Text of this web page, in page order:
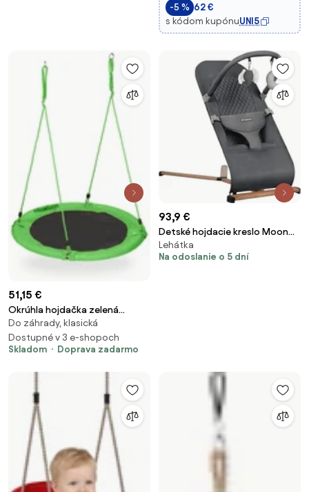
do interiéru a exteriéru,
40x40x110-180 c
-5 % 62 €
s kódom kupónuUNI5
51,15 €
Okrúhla hojdačka zelená
100cm, RD45004
Do záhrady, klasická
Dostupné v 3 e-shopoch
Skladom
Doprava zadarmo
93,9 €
Detské hojdacie kreslo Moon
30 Graphite
Lehátka
Na odoslanie o 5 dní